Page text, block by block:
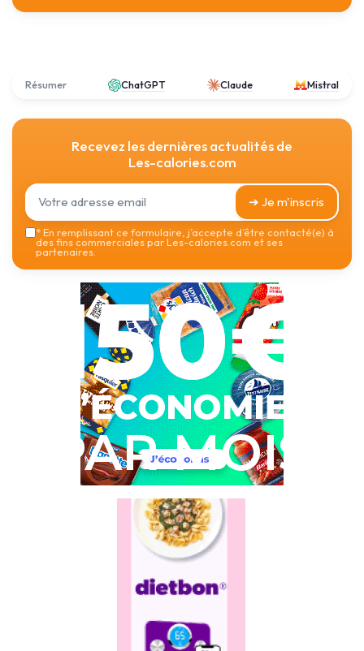
Résumer ChatGPT Claude Mistral
Recevez les dernières actualités de
Les-calories.com
➔ Je m'inscris
*En remplissant ce formulaire, j’accepte d’être contacté(e) à
des fins commerciales par Les-calories.com et ses
partenaires.